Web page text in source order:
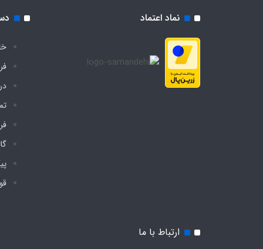
نماد اعتماد
ارتباط با ما